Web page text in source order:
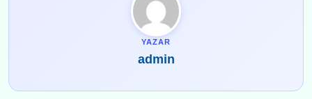
YAZAR
admin